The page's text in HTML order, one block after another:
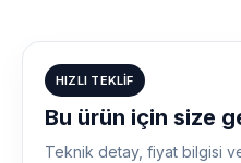
HIZLI TEKLIF
Bu ürün için size
Teknik detay, fiyat bilgisi